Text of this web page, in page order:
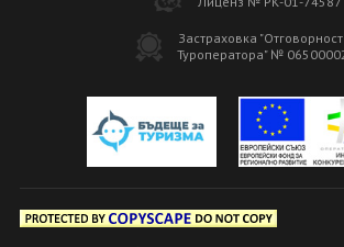
Застраховка
Туроператора" №